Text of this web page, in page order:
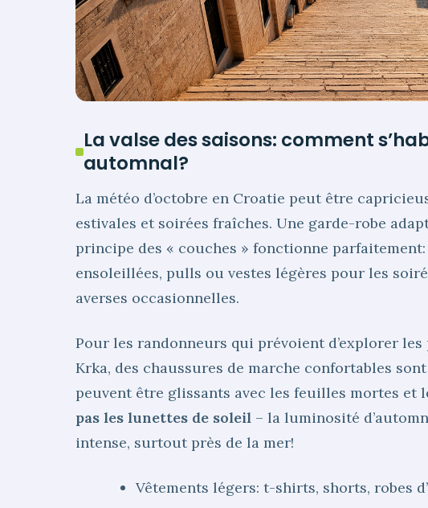
La valse des saisons: comment
automnal?
La météo d’octobre en Croatie peut être
estivales et soirées fraîches. Une garde-robe
principe des « couches » fonctionne
ensoleillées, pulls ou vestes légères pour les
averses occasionnelles.
Pour les randonneurs qui prévoient d’explorer
Krka, des chaussures de marche confortables
peuvent être glissants avec les feuilles mortes et
pas les lunettes de soleil – la luminosité
intense, surtout près de la mer!
Vêtements légers: t-shirts, shorts, robes